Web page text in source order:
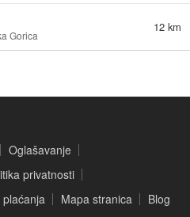
Gorica
12 km
Oglašavanje
privatnosti
plaćanja Mapa stranica Blog